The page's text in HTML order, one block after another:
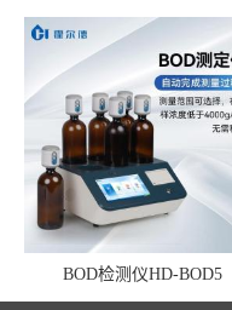
BOD检测仪HD-BOD5